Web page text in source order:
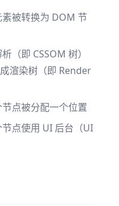
素被转换为 DOM 节
（即 CSSOM 树）
渲染树（即 Render
点被分配一个位置
点使用 UI 后台（UI